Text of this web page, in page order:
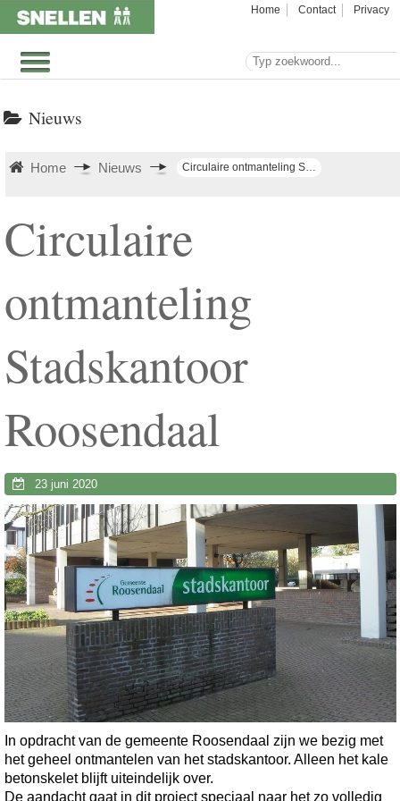
Home Contact Privacy
Nieuws
Home Nieuws Circulaire ontmanteling Stadskantoor Roosendaal
Circulaire
ontmanteling
Stadskantoor
Roosendaal
23 juni 2020
In opdracht van de gemeente Roosendaal zijn we bezig met
het geheel ontmantelen van het stadskantoor. Alleen het kale
betonskelet blijft uiteindelijk over.
De aandacht gaat in dit project speciaal naar het zo volledig